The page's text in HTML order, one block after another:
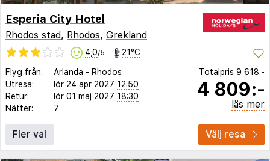
Esperia City Hotel
Rhodos stad, Rhodos, Grekland
4,0/5 21°C
Flyg från: Arlanda - Rhodos
Utresa:
lör 24 apr 2027 12:50
Retur:
lör 01 maj 2027 18:30
Nätter:
7
Totalpris 9 618:-
4 809:-
läs mer
Fler val Välj resa